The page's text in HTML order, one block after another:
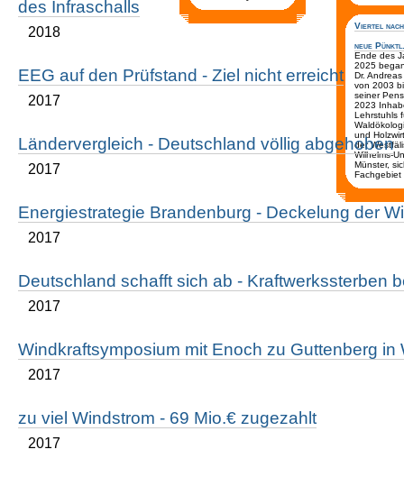
Viertel
neue
Ende des
2025
Dr.
von 2003
seiner
2023
Lehrstuhls
und
der
Wilhelms-
Münster,
des Infraschalls
2018
EEG auf den Prüfstand - Ziel nicht erreicht
2017
Ländervergleich - Deutschland völlig abgehoben
2017
Energiestrategie Brandenburg - Deckelung der
2017
Deutschland schafft sich ab - Kraftwerkssterben
2017
Windkraftsymposium mit Enoch zu Guttenberg in
2017
zu viel Windstrom - 69 Mio.€ zugezahlt
2017